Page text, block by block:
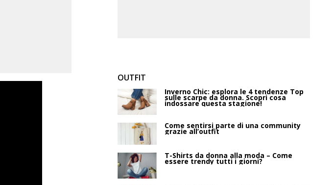
OUTFIT
Inverno Chic: esplora le 4 tendenze Top
sulle scarpe da donna. Scopri cosa
indossare questa stagione!
Come sentirsi parte di una community
grazie all’outfit
T-Shirts da donna alla moda – Come
essere trendy tutti i giorni?